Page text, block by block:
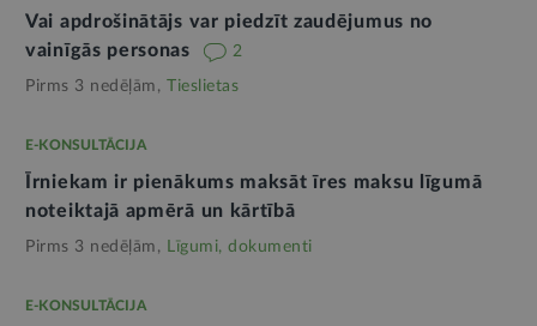
Vai apdrošinātājs var piedzīt zaudējumus no
vainīgās personas
2
Pirms 3 nedēļām, Tieslietas
E-KONSULTĀCIJA
Īrniekam ir pienākums maksāt īres maksu līgumā
noteiktajā apmērā un kārtībā
Pirms 3 nedēļām, Līgumi, dokumenti
E-KONSULTĀCIJA